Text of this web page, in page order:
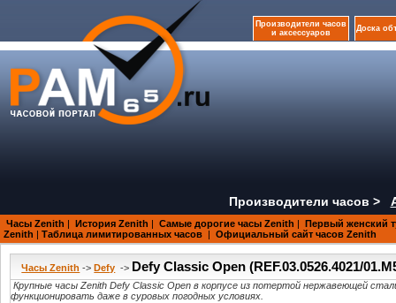
Производители часов
и аксессуаров
Доска
Производители часов >
Часы Zenith | История Zenith | Самые дорогие часы Zenith | Первый женский
Zenith | Таблица лимитированных часов | Официальный сайт часов Zenith
Часы Zenith -> Defy -> Defy Classic Open (REF.03.0526.4021/
Крупные часы Zenith Defy Classic Open в корпусе из потертой нержавеющей
функционировать даже в суровых погодных условиях.